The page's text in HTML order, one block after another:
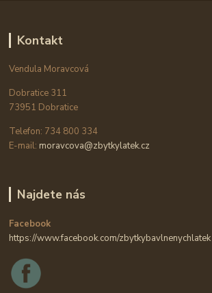
Kontakt
Vendula Moravcová
Dobratice 311
73951 Dobratice
Telefon: 734 800 334
E-mail: moravcova@zbytkylatek.cz
Najdete nás
Facebook
https://www.facebook.com/zbytkybavlnenychlatek